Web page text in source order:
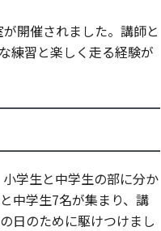
開催されました。講師と
練習と楽しく走る経験が
学生と中学生の部に分か
中学生7名が集まり、講
日のために駆けつけまし